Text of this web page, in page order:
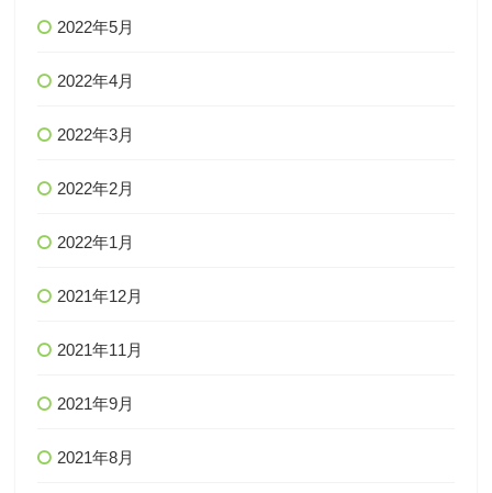
2022年5月
2022年4月
2022年3月
2022年2月
2022年1月
2021年12月
2021年11月
2021年9月
2021年8月